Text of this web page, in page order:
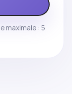
maximale : 5